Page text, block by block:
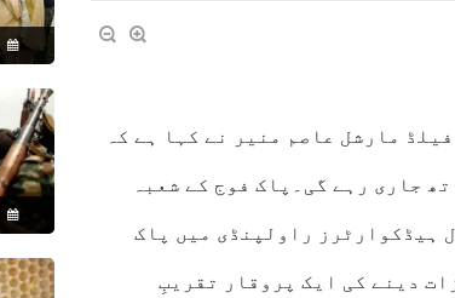
مارشل عاصم منیر نے کہا ہے کہ
جاری رہے گی۔پاک فوج کے شعبہ
ہیڈکوارٹرز راولپنڈی میں پاک
دینے کی ایک پروقار تقریبِ